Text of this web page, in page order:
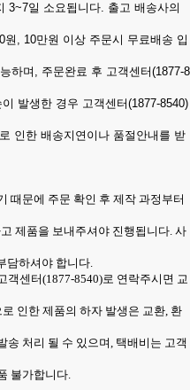
3~7일 소요됩니다. 출고 배송사의
원, 10만원 이상 주문시 무료배송 입
하며, 주문완료 후 고객센터(1877-8
발생한 경우 고객센터(1877-8540)
인한 배송지연이나 품절안내를 받
때문에 주문 확인 후 제작 과정부터
제품을 보내주셔야 진행됩니다. 사
담하셔야 합니다.
객센터(1877-8540)로 연락주시면 교
인한 제품의 하자 발생은 교환, 환
송 처리 될 수 있으며, 택배비는 고객
불가합니다.